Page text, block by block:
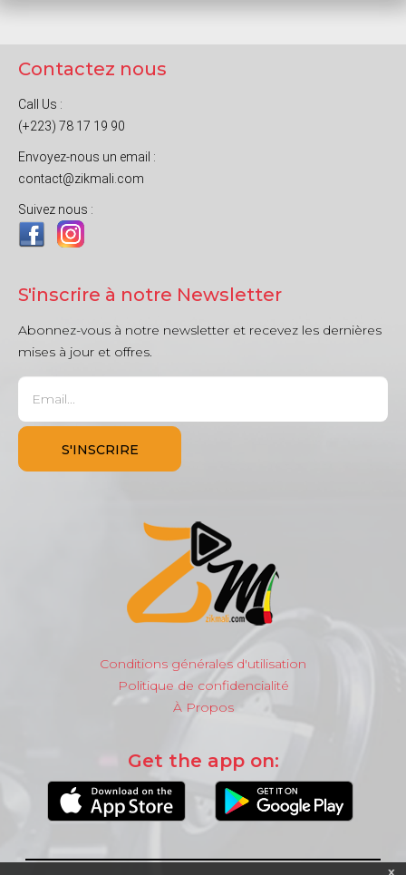
Contactez nous
Call Us :
(+223) 78 17 19 90
Envoyez-nous un email :
contact@zikmali.com
Suivez nous :
S'inscrire à notre Newsletter
Abonnez-vous à notre newsletter et recevez les dernières
mises à jour et offres.
Conditions générales d'utilisation
Politique de confidencialité
À Propos
Get the app on:
x